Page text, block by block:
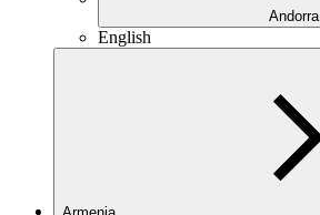
Andorra
English